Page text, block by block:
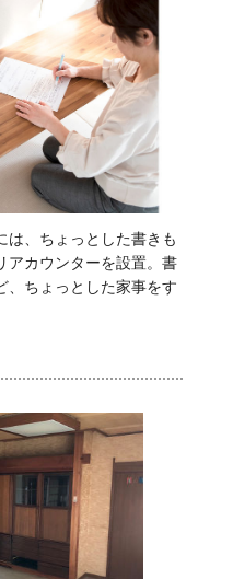
は、ちょっとした書きも
アカウンターを設置。書
、ちょっとした家事をす